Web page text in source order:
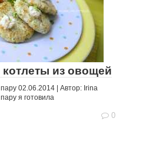
котлеты из овощей
02.06.2014 | Автор: Irina
я готовила
0